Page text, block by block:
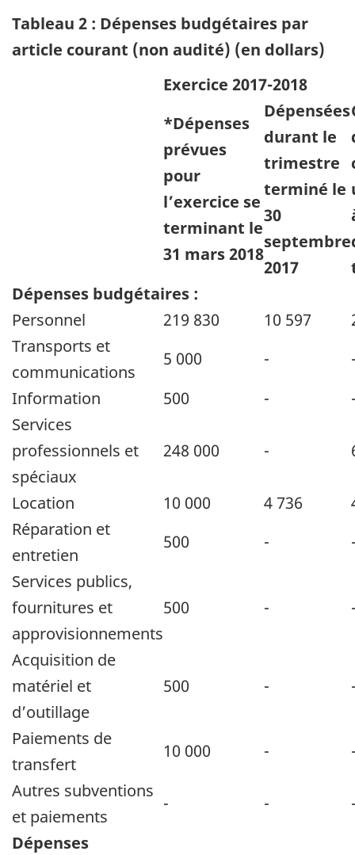
Tableau 2 : Dépenses budgétaires par
article courant (non audité) (en dollars)
Exercice 2017-2018
*Dépenses
prévues
pour
l’exercice se
terminant le
31 mars 2018
Dépensées
durant le
trimestre
terminé le
30
septembre
2017
Dépenses budgétaires :
Personnel
219 830 10 597
Transports et
communications
5 000 -
Information
500 -
Services
professionnels et
spéciaux
248 000 -
Location 10 000 4 736
Réparation et
entretien
500 -
Services publics,
fournitures et
approvisionnements
500 -
Acquisition de
matériel et
d’outillage
500 -
Paiements de
transfert
10 000 -
Autres subventions
et paiements
- -
Dépenses